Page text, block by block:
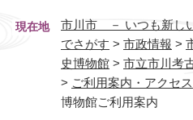
現在地 市川市 － いつも新し
でさがす > 市政情報 >
史博物館 > 市立市川考
> ご利用案内・アクセス
博物館ご利用案内